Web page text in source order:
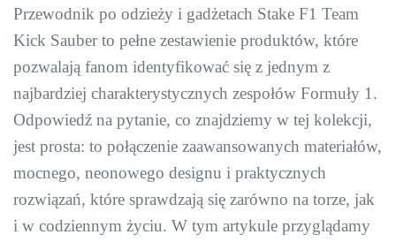
Przewodnik po odzieży i gadżetach Stake F1 Team
Kick Sauber to pełne zestawienie produktów, które
pozwalają fanom identyfikować się z jednym z
najbardziej charakterystycznych zespołów Formuły 1.
Odpowiedź na pytanie, co znajdziemy w tej kolekcji,
jest prosta: to połączenie zaawansowanych materiałów,
mocnego, neonowego designu i praktycznych
rozwiązań, które sprawdzają się zarówno na torze, jak
i w codziennym życiu. W tym artykule przyglądamy